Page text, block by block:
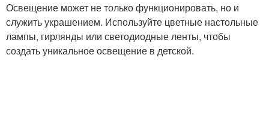
Освещение может не только функционировать, но и
служить украшением. Используйте цветные настольные
лампы, гирлянды или светодиодные ленты, чтобы
создать уникальное освещение в детской.